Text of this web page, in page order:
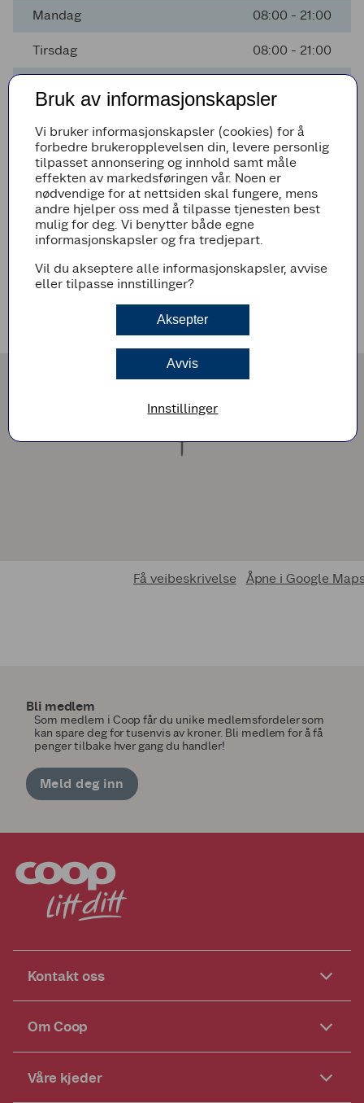
Mandag 08:00 - 21:00
Tirsdag 08:00 - 21:00
Fredag 08:00 - 21:00
Lørdag 09:00 - 20:00
Avvikende åpningstider
Det er ingen avvikende åpningstider i nærmeste fremtid
Få veibeskrivelse Åpne i Google
Bli medlem
Som medlem i Coop får du unike medlemsfordeler som
kan spare deg for tusenvis av kroner. Bli medlem for å få
penger tilbake hver gang du handler!
Meld deg inn
Kontakt oss
Om Coop
Våre kjeder
Bruk av informasjonskapsler
Vi bruker informasjonskapsler (cookies) for å
forbedre brukeropplevelsen din, levere personlig
tilpasset annonsering og innhold samt måle
effekten av markedsføringen vår. Noen er
nødvendige for at nettsiden skal fungere, mens
andre hjelper oss med å tilpasse tjenesten best
mulig for deg. Vi benytter både egne
informasjonskapsler og fra tredjepart.
Vil du akseptere alle informasjonskapsler, avvise
eller tilpasse innstillinger?
Aksepter
Avvis
Innstillinger